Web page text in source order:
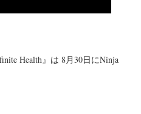
Health』は 8月30日にNinja